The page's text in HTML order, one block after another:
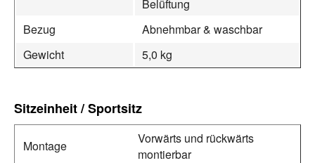
Belüftung
Bezug
Abnehmbar & waschbar
Gewicht
5,0 kg
Sitzeinheit / Sportsitz
Montage
Vorwärts und rückwärts
montierbar